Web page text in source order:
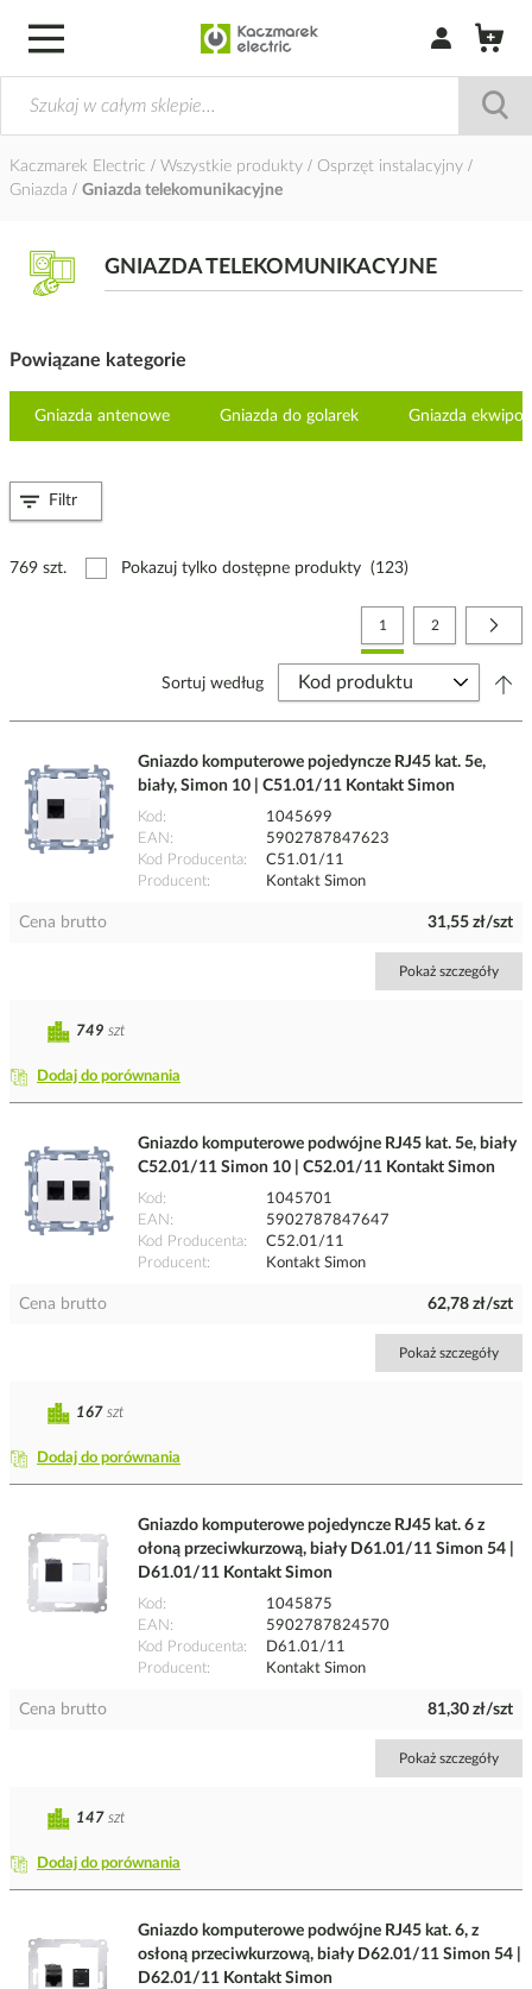
Zaloguj się /
Kaczmarek Electric Wszystkie produkty
Osprzęt instalacyjny
Gniazda
Gniazda telekomunikacyjne
GNIAZDA TELEKOMUNIKACYJNE
Powiązane kategorie
Gniazda antenowe Gniazda do golarek Gniazda
769 szt. Pokazuj tylko dostępne produkty (123)
Strona
Aktualnie czytasz stronę
1 Strona
2
Sortuj według
Gniazdo komputerowe pojedyncze RJ45 kat. 5e,
biały, Simon 10 | C51.01/11 Kontakt Simon
Kod
1045699
EAN
5902787847623
Kod Producenta
C51.01/11
Producent
Kontakt Simon
Cena brutto 31,55 zł/szt
Pokaż szczegóły
Dodaj do porównania
749 szt
Gniazdo komputerowe podwójne RJ45 kat. 5e, biały
C52.01/11 Simon 10 | C52.01/11 Kontakt Simon
Kod
1045701
EAN
5902787847647
Kod Producenta
C52.01/11
Producent
Kontakt Simon
Cena brutto 62,78 zł/szt
Pokaż szczegóły
Dodaj do porównania
167 szt
Gniazdo komputerowe pojedyncze RJ45 kat. 6 z
ołoną przeciwkurzową, biały D61.01/11 Simon 54 |
D61.01/11 Kontakt Simon
Kod
1045875
EAN
5902787824570
Kod Producenta
D61.01/11
Producent
Kontakt Simon
Cena brutto 81,30 zł/szt
Pokaż szczegóły
Dodaj do porównania
147 szt
Gniazdo komputerowe podwójne RJ45 kat. 6, z
osłoną przeciwkurzową, biały D62.01/11 Simon 54 |
D62.01/11 Kontakt Simon
Filtr